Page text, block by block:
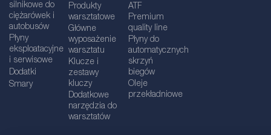
silnikowe do
ciężarówek i
autobusów
Płyny
eksploatacyjne
i serwisowe
Dodatki
Smary
Produkty
warsztatowe
Główne
wyposażenie
warsztatu
Klucze i
zestawy
kluczy
Dodatkowe
narzędzia do
warsztatów
ATF
Premium
quality line
Płyny do
automatycznych
skrzyń
biegów
Oleje
przekładniowe